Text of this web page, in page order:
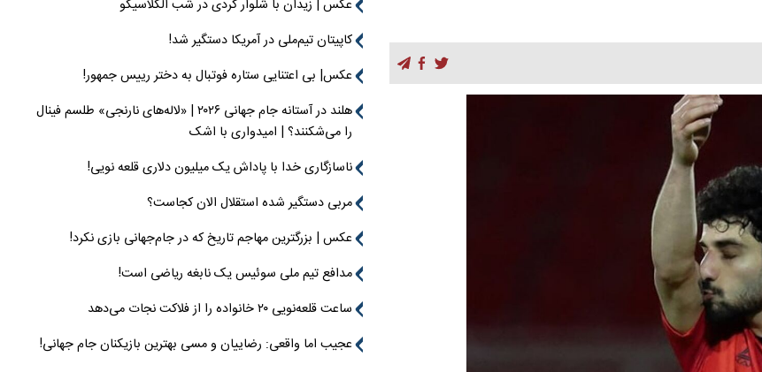
عکس | زیدان با شلوار کردی در شب الکلاسیکو
کاپیتان تیم‌ملی در آمریکا دستگیر شد!
عکس| بی اعتنایی ستاره فوتبال به دختر رییس جمهور!
هلند در آستانه جام جهانی ۲۰۲۶ | «لاله‌های نارنجی» طلسم فینال
را می‌شکنند؟ | امیدواری با اشک
ناسازگاری خدا با پاداش یک میلیون دلاری قلعه نویی!
مربی دستگیر شده استقلال الان کجاست؟
عکس | بزرگترین مهاجم تاریخ که در جام‌جهانی بازی نکرد!
مدافع تیم ملی سوئیس یک نابغه ریاضی است!
ساعت قلعه‌نویی ۲۰ خانواده را از فلاکت نجات می‌دهد
عجیب اما واقعی: رضاییان و مسی بهترین بازیکنان جام جهانی!